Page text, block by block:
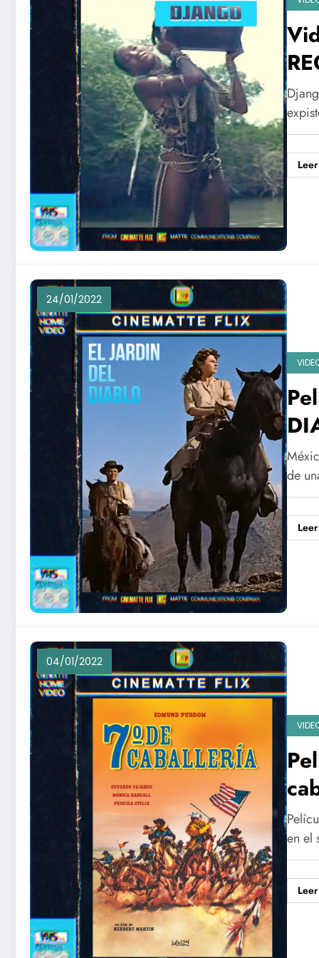
24/01/2022
de
04/01/2022
en el